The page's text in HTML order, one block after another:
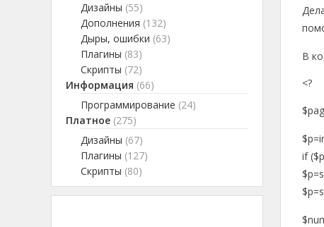
В
<?
if
Дизайны (55)
Дополнения (132)
Дыры, ошибки (63)
Плагины (83)
Скрипты (72)
Информация (66)
Программирование (24)
Платное (275)
Дизайны (67)
Плагины (127)
Скрипты (80)